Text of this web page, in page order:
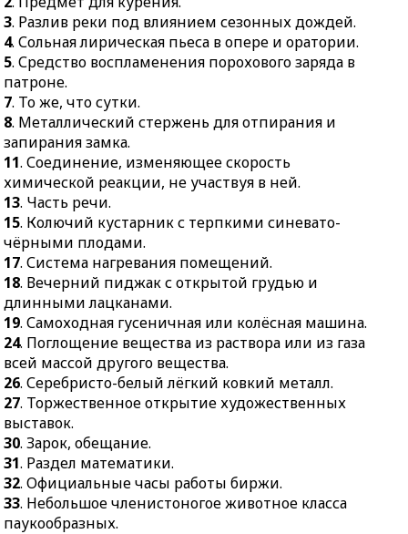
3. Разлив реки под влиянием сезонных дождей.
4. Сольная лирическая пьеса в опере и оратории.
5. Средство воспламенения порохового заряда в
патроне.
7. То же, что сутки.
8. Металлический стержень для отпирания и
запирания замка.
11. Соединение, изменяющее скорость
химической реакции, не участвуя в ней.
13. Часть речи.
15. Колючий кустарник с терпкими синевато-
чёрными плодами.
17. Система нагревания помещений.
18. Вечерний пиджак с открытой грудью и
длинными лацканами.
19. Самоходная гусеничная или колёсная машина.
24. Поглощение вещества из раствора или из газа
всей массой другого вещества.
26. Серебристо-белый лёгкий ковкий металл.
27. Торжественное открытие художественных
выставок.
30. Зарок, обещание.
31. Раздел математики.
32. Официальные часы работы биржи.
33. Небольшое членистоногое животное класса
паукообразных.